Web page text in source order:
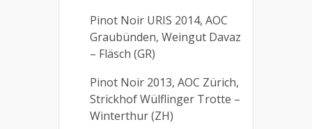
Pinot Noir URIS 2014, AOC
Graubünden, Weingut Davaz
– Fläsch (GR)
Pinot Noir 2013, AOC Zürich,
Strickhof Wülflinger Trotte –
Winterthur (ZH)